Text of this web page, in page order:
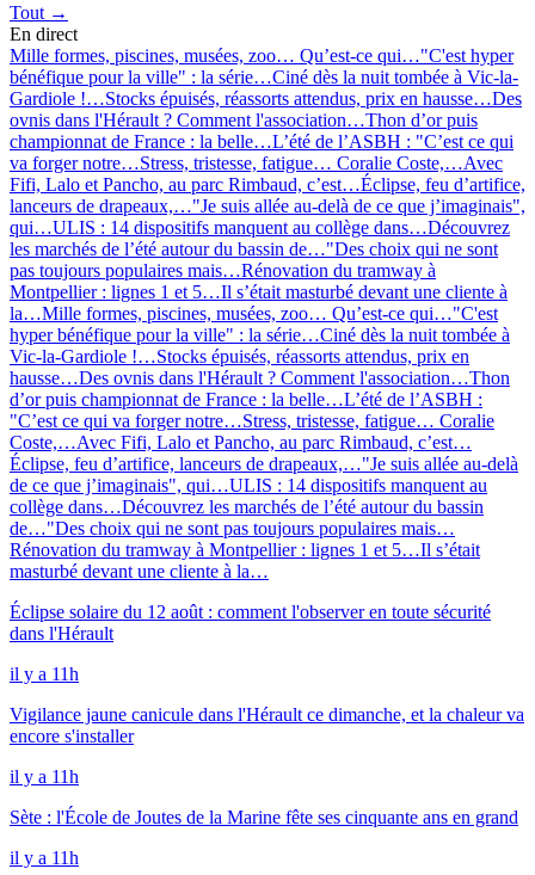
Tout →
En direct
Mille formes, piscines, musées, zoo… Qu’est-ce qui…"C'est hyper
bénéfique pour la ville" : la série…Ciné dès la nuit tombée à Vic-la-
Gardiole !…Stocks épuisés, réassorts attendus, prix en hausse…Des
ovnis dans l'Hérault ? Comment l'association…Thon d’or puis
championnat de France : la belle…L’été de l’ASBH : "C’est ce qui
va forger notre…Stress, tristesse, fatigue… Coralie Coste,…Avec
Fifi, Lalo et Pancho, au parc Rimbaud, c’est…Éclipse, feu d’artifice,
lanceurs de drapeaux,…"Je suis allée au-delà de ce que j’imaginais",
qui…ULIS : 14 dispositifs manquent au collège dans…Découvrez
les marchés de l’été autour du bassin de…"Des choix qui ne sont
pas toujours populaires mais…Rénovation du tramway à
Montpellier : lignes 1 et 5…Il s’était masturbé devant une cliente à
la…Mille formes, piscines, musées, zoo… Qu’est-ce qui…"C'est
hyper bénéfique pour la ville" : la série…Ciné dès la nuit tombée à
Vic-la-Gardiole !…Stocks épuisés, réassorts attendus, prix en
hausse…Des ovnis dans l'Hérault ? Comment l'association…Thon
d’or puis championnat de France : la belle…L’été de l’ASBH :
"C’est ce qui va forger notre…Stress, tristesse, fatigue… Coralie
Coste,…Avec Fifi, Lalo et Pancho, au parc Rimbaud, c’est…
Éclipse, feu d’artifice, lanceurs de drapeaux,…"Je suis allée au-delà
de ce que j’imaginais", qui…ULIS : 14 dispositifs manquent au
collège dans…Découvrez les marchés de l’été autour du bassin
de…"Des choix qui ne sont pas toujours populaires mais…
Rénovation du tramway à Montpellier : lignes 1 et 5…Il s’était
masturbé devant une cliente à la…
Éclipse solaire du 12 août : comment l'observer en toute sécurité
dans l'Hérault
il y a 11h
Vigilance jaune canicule dans l'Hérault ce dimanche, et la chaleur va
encore s'installer
il y a 11h
Sète : l'École de Joutes de la Marine fête ses cinquante ans en grand
il y a 11h